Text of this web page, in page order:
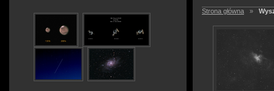
Strona główna »